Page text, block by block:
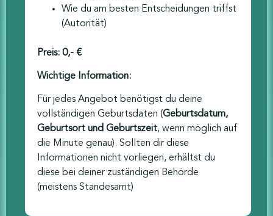
Wie du am besten Entscheidungen triffst
(Autorität)
Preis: 0,- €
Wichtige Information:
Für jedes Angebot benötigst du deine
vollständigen Geburtsdaten (Geburtsdatum,
Geburtsort und Geburtszeit, wenn möglich auf
die Minute genau). Sollten dir diese
Informationen nicht vorliegen, erhältst du
diese bei deiner zuständigen Behörde
(meistens Standesamt)